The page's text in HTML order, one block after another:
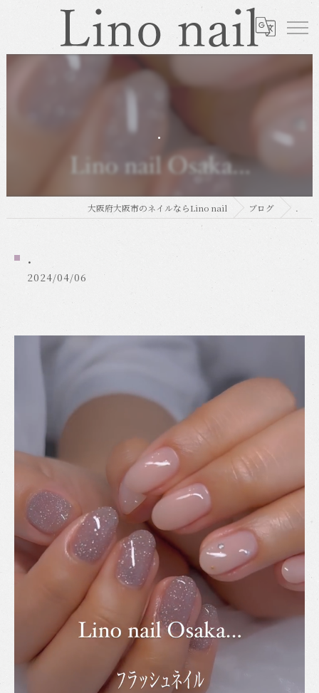
.
大阪府大阪市のネイルならLino nail ブログ .
.
2024/04/06